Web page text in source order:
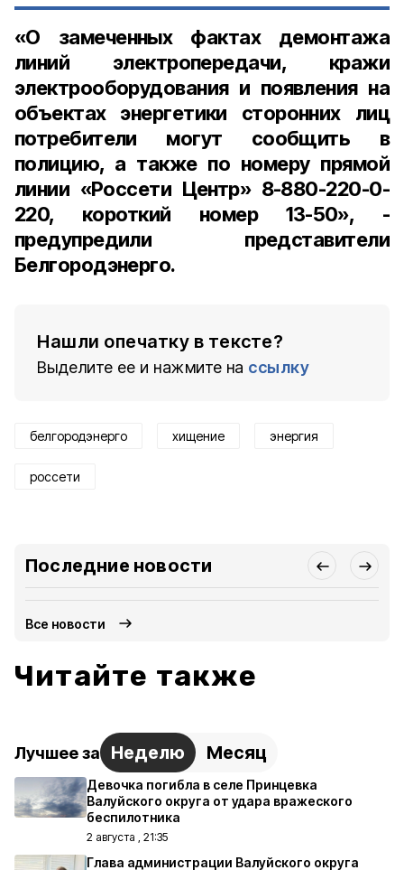
«О замеченных фактах демонтажа
линий электропередачи, кражи
электрооборудования и появления на
объектах энергетики сторонних лиц
потребители могут сообщить в
полицию, а также по номеру прямой
линии «Россети Центр» 8-880-220-0-
220, короткий номер 13-50», -
предупредили представители
Белгородэнерго.
Нашли опечатку в тексте?
Выделите ее и нажмите на ссылку
белгородэнерго хищение энергия
россети
Последние новости
Все новости
Читайте также
Лучшее за Неделю Месяц
Девочка погибла в селе Принцевка
Валуйского округа от удара вражеского
беспилотника
2 августа , 21:35
Глава администрации Валуйского округа